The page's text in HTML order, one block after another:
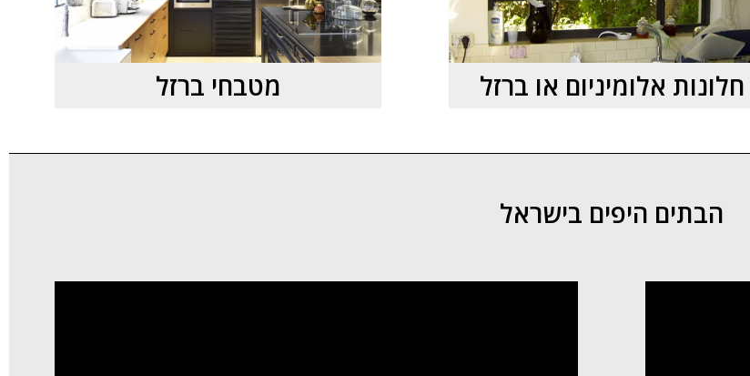
חלונות אלומיניום או ברזל מטבחי ברזל
הבתים היפים בישראל